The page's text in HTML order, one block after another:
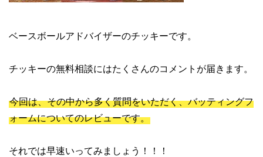
ベースボールアドバイザーのチッキーです。
チッキーの無料相談にはたくさんのコメントが届きます。
今回は、その中から多く質問をいただく、バッティングフ
ォームについてのレビューです。
それでは早速いってみましょう！！！